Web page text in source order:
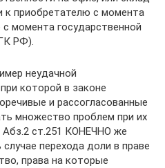
к приобретателю с момента
момента государственной
РФ).
неудачной
которой в законе
и рассогласованные
множество проблем при их
Абз.2 ст.251 КОНЕЧНО же
перехода доли в праве
права на которые